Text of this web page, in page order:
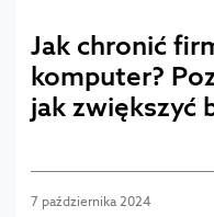
Jak chronić
komputer?
jak zwiększyć
7 października 2024